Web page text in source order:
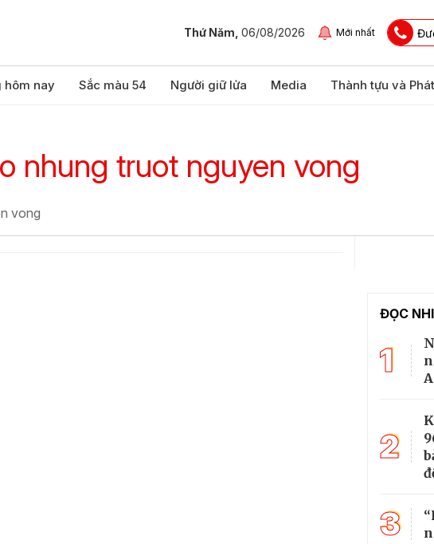
Thứ Năm, 06/08/2026 Mới nhất
hôm nay Sắc màu 54 Người giữ lửa Media Thành tựu và
nhung truot nguyen vong
vong
ĐỌC
1
2
3